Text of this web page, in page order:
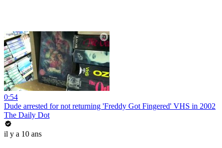
0:54
Dude arrested for not returning 'Freddy Got Fingered' VHS in 2002
The Daily Dot
il y a 10 ans